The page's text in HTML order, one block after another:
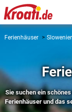
Ferienhäuser
Sie suchen ein
Ferienhäuser und das